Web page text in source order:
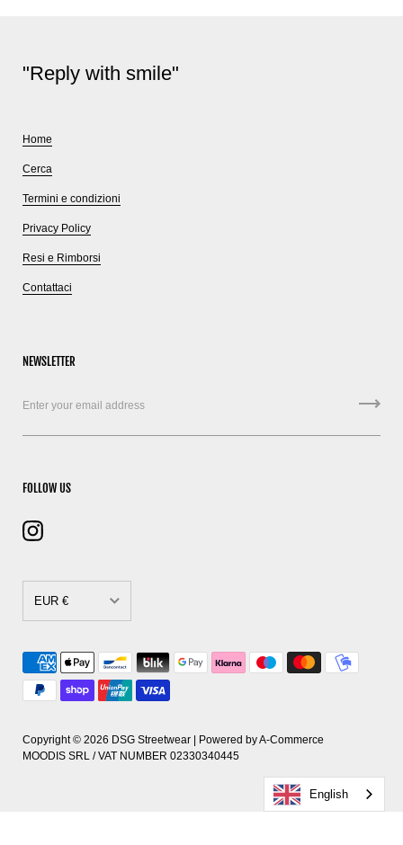
"Reply with smile"
Home
Cerca
Termini e condizioni
Privacy Policy
Resi e Rimborsi
Contattaci
NEWSLETTER
FOLLOW US
EUR €
DKK kr.
EUR €
GBP £
Copyright © 2026 DSG Streetwear | Powered byA-Commerce
MOODIS SRL / VAT NUMBER 02330340445
English